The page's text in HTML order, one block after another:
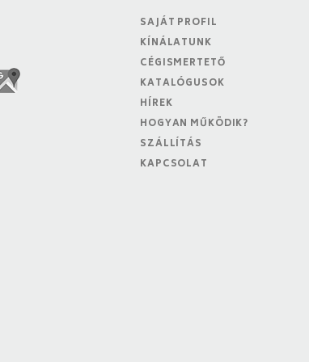
SAJÁT PROFIL
KÍNÁLATUNK
CÉGISMERTETŐ
KATALÓGUSOK
HÍREK
HOGYAN MŰKÖDIK?
SZÁLLÍTÁS
KAPCSOLAT